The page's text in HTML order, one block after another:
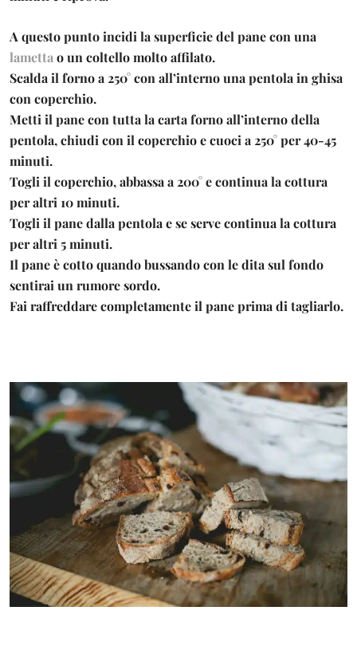
A questo punto incidi la superficie del pane con una
lametta o un coltello molto affilato.
Scalda il forno a 250° con all’interno una pentola in ghisa
con coperchio.
Metti il pane con tutta la carta forno all’interno della
pentola, chiudi con il coperchio e cuoci a 250° per 40-45
minuti.
Togli il coperchio, abbassa a 200° e continua la cottura
per altri 10 minuti.
Togli il pane dalla pentola e se serve continua la cottura
per altri 5 minuti.
Il pane è cotto quando bussando con le dita sul fondo
sentirai un rumore sordo.
Fai raffreddare completamente il pane prima di tagliarlo.